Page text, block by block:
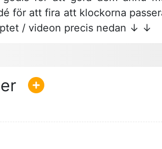
för att fira att klockorna
/ videon precis nedan ↓ ↓